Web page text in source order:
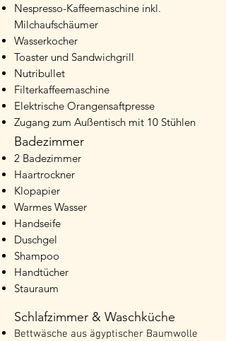
Nespresso-Kaffeemaschine inkl.
Milchaufschäumer
Wasserkocher
Toaster und Sandwichgrill
Nutribullet
Filterkaffeemaschine
Elektrische Orangensaftpresse
Zugang zum Außentisch mit 10 Stühlen
Badezimmer
2 Badezimmer
Haartrockner
Klopapier
Warmes Wasser
Handseife
Duschgel
Shampoo
Handtücher
Stauraum
Schlafzimmer & Waschküche
Bettwäsche aus ägyptischer Baumwolle